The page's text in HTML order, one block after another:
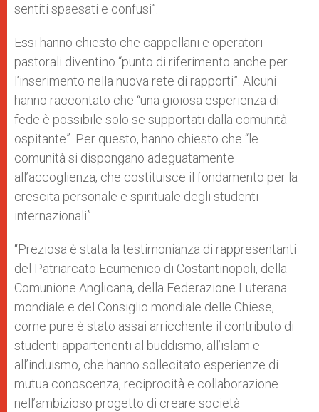
sentiti spaesati e confusi”.
Essi hanno chiesto che cappellani e operatori
pastorali diventino “punto di riferimento anche per
l’inserimento nella nuova rete di rapporti”. Alcuni
hanno raccontato che “una gioiosa esperienza di
fede è possibile solo se supportati dalla comunità
ospitante”. Per questo, hanno chiesto che “le
comunità si dispongano adeguatamente
all’accoglienza, che costituisce il fondamento per la
crescita personale e spirituale degli studenti
internazionali”.
“Preziosa è stata la testimonianza di rappresentanti
del Patriarcato Ecumenico di Costantinopoli, della
Comunione Anglicana, della Federazione Luterana
mondiale e del Consiglio mondiale delle Chiese,
come pure è stato assai arricchente il contributo di
studenti appartenenti al buddismo, all’islam e
all’induismo, che hanno sollecitato esperienze di
mutua conoscenza, reciprocità e collaborazione
nell’ambizioso progetto di creare società